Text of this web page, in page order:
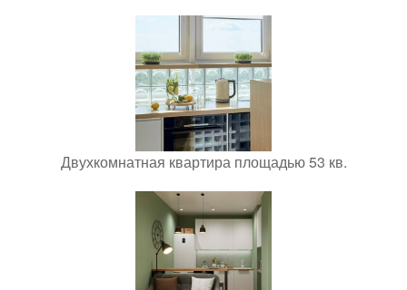
Двухкомнатная квартира площадью 53 кв.